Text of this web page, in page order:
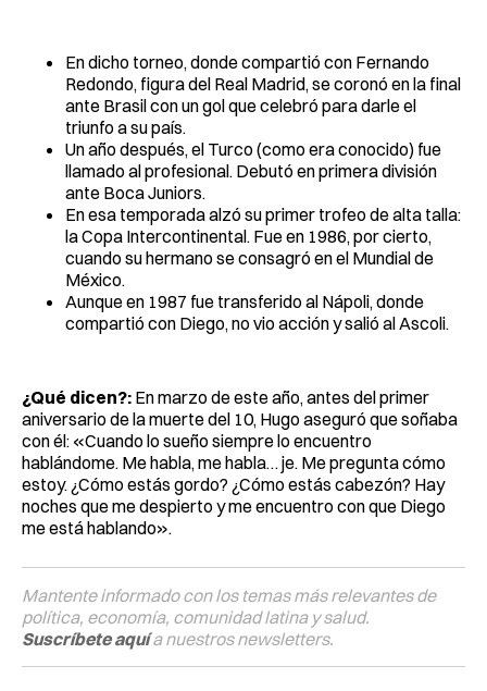
En dicho torneo, donde compartió con Fernando
Redondo, figura del Real Madrid, se coronó en la final
ante Brasil con un gol que celebró para darle el
triunfo a su país.
Un año después, el Turco (como era conocido) fue
llamado al profesional. Debutó en primera división
ante Boca Juniors.
En esa temporada alzó su primer trofeo de alta talla:
la Copa Intercontinental. Fue en 1986, por cierto,
cuando su hermano se consagró en el Mundial de
México.
Aunque en 1987 fue transferido al Nápoli, donde
compartió con Diego, no vio acción y salió al Ascoli.
¿Qué dicen?: En marzo de este año, antes del primer
aniversario de la muerte del 10, Hugo aseguró que soñaba
con él: «Cuando lo sueño siempre lo encuentro
hablándome. Me habla, me habla… je. Me pregunta cómo
estoy. ¿Cómo estás gordo? ¿Cómo estás cabezón? Hay
noches que me despierto y me encuentro con que Diego
me está hablando».
Mantente informado con los temas más relevantes de
política, economía, comunidad latina y salud.
Suscríbete aquía nuestros newsletters.